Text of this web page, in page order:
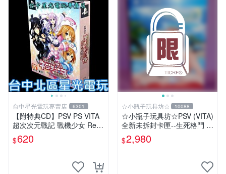
台中星光電玩專賣店 6301
【附特典CD】PSV PS VITA
超次次元戰記 戰機少女 Re;Bi
rth2 限定版 日文亞版全新品
【台中星光電玩】
$620
☆小瓶子玩具坊☆ 10088
☆小瓶子玩具坊☆PSV (VITA)
全新未拆封卡匣--生死格鬥 沙
灘排球3 維納斯 典藏版 (中文
版)
$2,980